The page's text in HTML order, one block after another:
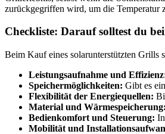
zurückgegriffen wird, um die Temperatur
Checkliste: Darauf solltest du
Beim Kauf eines solarunterstützten Grills
Leistungsaufnahme und
Speichermöglichkeiten: Gibt es
Flexibilität der Energiequellen:
Material und Wärmespeicherung:
Bedienkomfort und Steuerung:
Mobilität und